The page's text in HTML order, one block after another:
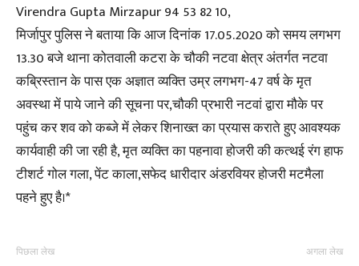
Virendra Gupta Mirzapur 94 53 82 10,
मिर्जापुर पुलिस ने बताया कि आज दिनांक 17.05.2020 को समय लगभग
13.30 बजे थाना कोतवाली कटरा के चौकी नटवा क्षेत्र अंतर्गत नटवा
कब्रिस्तान के पास एक अज्ञात व्यक्ति उम्र लगभग-47 वर्ष के मृत
अवस्था में पाये जाने की सूचना पर,चौकी प्रभारी नटवां द्वारा मौके पर
पहुंच कर शव को कब्जे में लेकर शिनाख्त का प्रयास कराते हुए आवश्यक
कार्यवाही की जा रही है, मृत व्यक्ति का पहनावा होजरी की कत्थई रंग हाफ
टीशर्ट गोल गला, पेंट काला,सफेद धारीदार अंडरवियर होजरी मटमैला
पहने हुए है।*
पिछला लेख अगला लेख